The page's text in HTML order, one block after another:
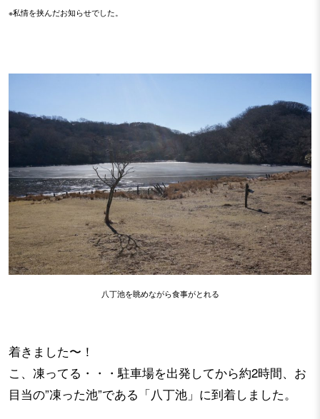
※私情を挟んだお知らせでした。
八丁池を眺めながら食事がとれる
着きました〜！
こ、凍ってる・・・駐車場を出発してから約2時間、お
目当の”凍った池”である「八丁池」に到着しました。